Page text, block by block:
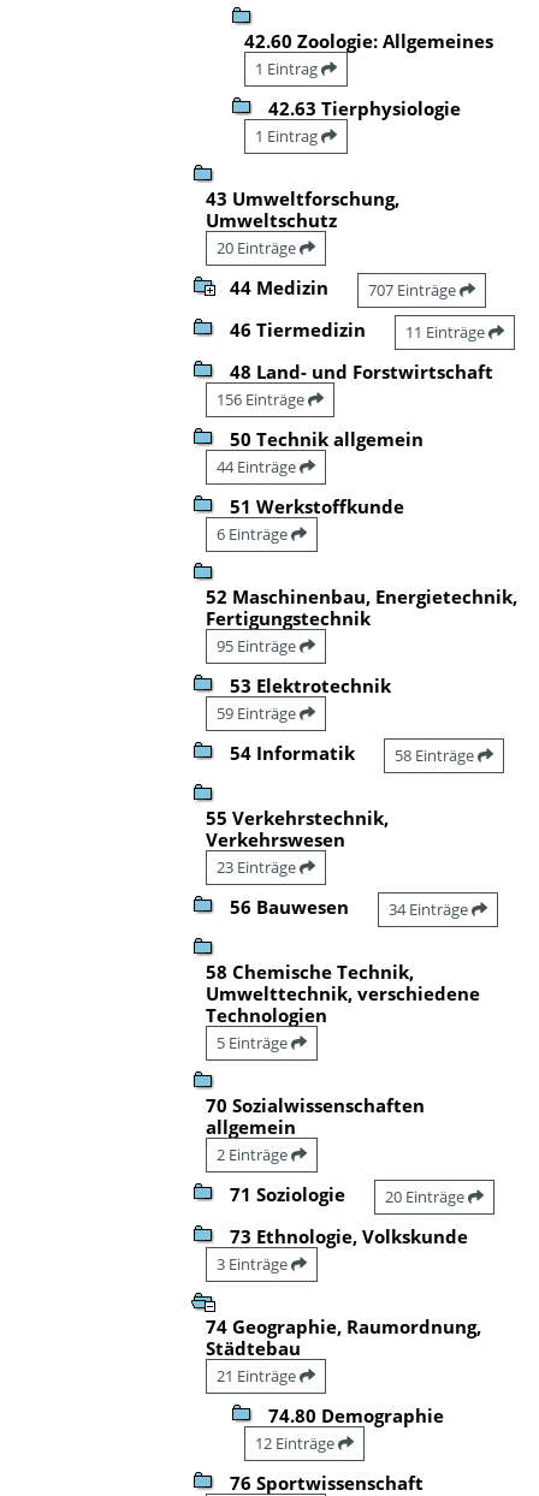
42.60 Zoologie: Allgemeines
1 Eintrag
42.63 Tierphysiologie
1 Eintrag
43 Umweltforschung,
Umweltschutz
20 Einträge
44 Medizin 707 Einträge
46 Tiermedizin 11 Einträge
48 Land- und Forstwirtschaft
156 Einträge
50 Technik allgemein
44 Einträge
51 Werkstoffkunde
6 Einträge
52 Maschinenbau, Energietechnik,
Fertigungstechnik
95 Einträge
53 Elektrotechnik
59 Einträge
54 Informatik 58 Einträge
55 Verkehrstechnik,
Verkehrswesen
23 Einträge
56 Bauwesen 34 Einträge
58 Chemische Technik,
Umwelttechnik, verschiedene
Technologien
5 Einträge
70 Sozialwissenschaften
allgemein
2 Einträge
71 Soziologie 20 Einträge
73 Ethnologie, Volkskunde
3 Einträge
74 Geographie, Raumordnung,
Städtebau
21 Einträge
74.80 Demographie
12 Einträge
76 Sportwissenschaft